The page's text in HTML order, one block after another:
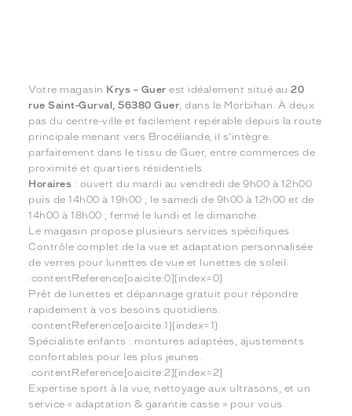
Votre magasin Krys – Guer est idéalement situé au20
rue Saint-Gurval, 56380 Guer , dans le Morbihan. À deux
pas du centre-ville et facilement repérable depuis la route
principale menant vers Brocéliande, il s’intègre
parfaitement dans le tissu de Guer, entre commerces de
proximité et quartiers résidentiels.
Horaires : ouvert du mardi au vendredi de 9h00 à 12h00
puis de 14h00 à 19h00 ; le samedi de 9h00 à 12h00 et de
14h00 à 18h00 ; fermé le lundi et le dimanche.
Le magasin propose plusieurs services spécifiques :
Contrôle complet de la vue et adaptation personnalisée
de verres pour lunettes de vue et lunettes de soleil.
:contentReference[oaicite:0]{index=0}
Prêt de lunettes et dépannage gratuit pour répondre
rapidement à vos besoins quotidiens.
:contentReference[oaicite:1]{index=1}
Spécialiste enfants : montures adaptées, ajustements
confortables pour les plus jeunes.
:contentReference[oaicite:2]{index=2}
Expertise sport à la vue, nettoyage aux ultrasons, et un
service « adaptation & garantie casse » pour vous